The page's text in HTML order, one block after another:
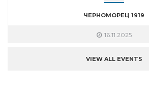
ЧЕРНОМОРЕЦ 1919
16.11.2025
VIEW ALL EVENTS